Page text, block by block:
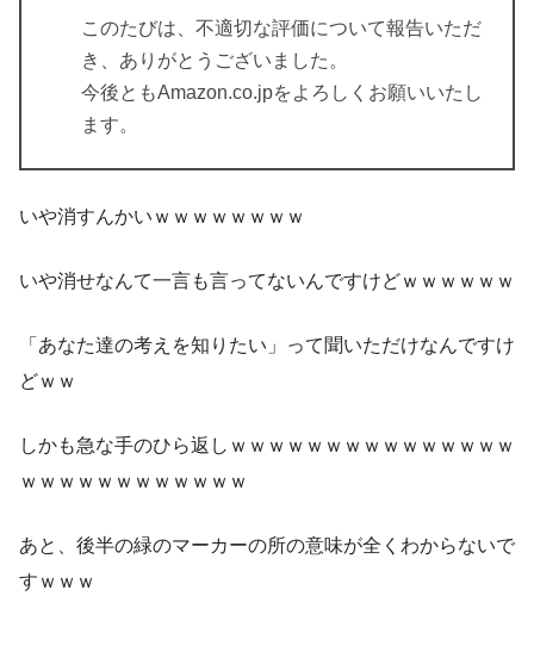
このたびは、不適切な評価について報告いただ
き、ありがとうございました。
今後ともAmazon.co.jpをよろしくお願いいたし
ます。
いや消すんかいｗｗｗｗｗｗｗｗ
いや消せなんて一言も言ってないんですけどｗｗｗｗｗｗ
「あなた達の考えを知りたい」って聞いただけなんですけ
どｗｗ
しかも急な手のひら返しｗｗｗｗｗｗｗｗｗｗｗｗｗｗｗ
ｗｗｗｗｗｗｗｗｗｗｗｗ
あと、後半の緑のマーカーの所の意味が全くわからないで
すｗｗｗ